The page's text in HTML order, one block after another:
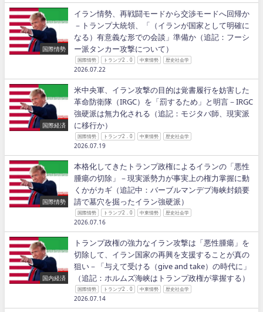
国際情勢
イラン情勢、再戦闘モードから交渉モードへ回帰か
－トランプ大統領、「（イランが国家として明確に
なる）有意義な形での会談」準備か（追記：フーシ
ー派タンカー攻撃について）
国際情勢 トランプ2．0 中東情勢 歴史社会学
2026.07.22
国際経済
米中央軍、イラン攻撃の目的は覚書履行を妨害した
革命防衛隊（IRGC）を「罰するため」と明言－IRGC
強硬派は無力化される（追記：モジタバ師、現実派
に移行か）
国際情勢 トランプ2．0 中東情勢 歴史社会学
2026.07.19
国際情勢
本格化してきたトランプ政権によるイランの「悪性
腫瘍の切除」－現実派勢力が事実上の権力掌握に動
くかがカギ（追記中：バーブルマンデブ海峡封鎖要
請で墓穴を掘ったイラン強硬派）
国際情勢 トランプ2．0 中東情勢 歴史社会学
2026.07.16
国内経済
トランプ政権の強力なイラン攻撃は「悪性腫瘍」を
切除して、イラン国家の再興を支援することが真の
狙い－「与えて受ける（give and take）の時代に」
（追記：ホルムズ海峡はトランプ政権が掌握する）
国際情勢 トランプ2．0 中東情勢 歴史社会学
2026.07.14